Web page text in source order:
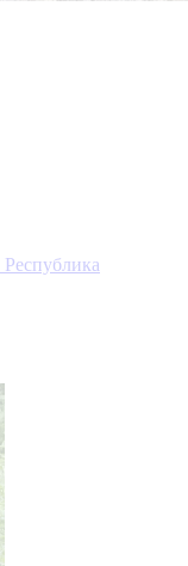
Республика